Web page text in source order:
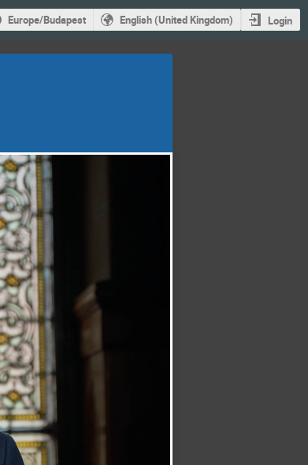
Europe/Budapest English (United Kingdom) Login